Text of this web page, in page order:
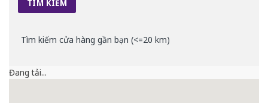
Tìm kiếm cửa hàng gần bạn (<=20 km)
Đang tải...